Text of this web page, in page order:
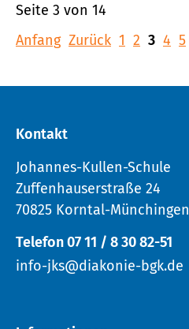
Seite 3 von 14
Anfang Zurück 1 2 3 4 5
Kontakt
Johannes-Kullen-Schule
Zuffenhauserstraße 24
70825 Korntal-Münchingen
Telefon 07 11 / 8 30 82-51
info-jks@diakonie-bgk.de